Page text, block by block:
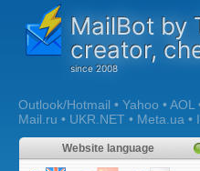
MailBot by
creator,
Outlook/Hotmail • Yahoo • AOL
Mail.ru • UKR.NET • Meta.ua •
Website language